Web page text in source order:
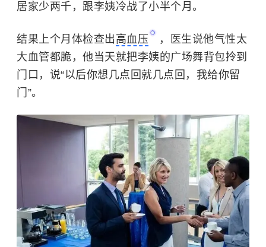
居家少两千，跟李姨冷战了小半个月。
结果上个月体检查出 高血压
，医生说他气性太
大血管都脆，他当天就把李姨的广场舞背包拎到
门口，说“以后你想几点回就几点回，我给你留
门”。